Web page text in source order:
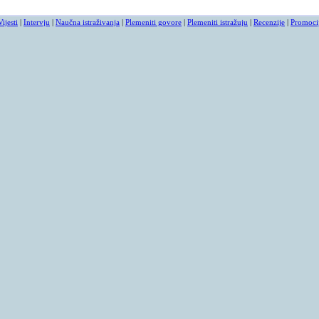
| Intervju | Naučna istraživanja | Plemeniti govore | Plemeniti istražuju | Recenzije |